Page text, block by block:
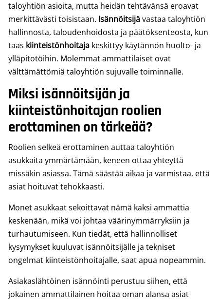
taloyhtiön asioita, mutta heidän tehtävänsä eroavat
merkittävästi toisistaan. Isännöitsijävastaa taloyhtiön
hallinnosta, taloudenhoidosta ja päätöksenteosta, kun
taas kiinteistönhoitaja keskittyy käytännön huolto- ja
ylläpitotöihin. Molemmat ammattilaiset ovat
välttämättömiä taloyhtiön sujuvalle toiminnalle.
Miksi isännöitsijän ja
kiinteistönhoitajan roolien
erottaminen on tärkeää?
Roolien selkeä erottaminen auttaa taloyhtiön
asukkaita ymmärtämään, keneen ottaa yhteyttä
missäkin asiassa. Tämä säästää aikaa ja varmistaa, että
asiat hoituvat tehokkaasti.
Monet asukkaat sekoittavat nämä kaksi ammattia
keskenään, mikä voi johtaa väärinymmärryksiin ja
turhautumiseen. Kun tiedät, että hallinnolliset
kysymykset kuuluvat isännöitsijälle ja tekniset
ongelmat kiinteistönhoitajalle, saat apua nopeammin.
Asiakaslähtöinen isännöinti perustuu siihen, että
jokainen ammattilainen hoitaa oman alansa asiat